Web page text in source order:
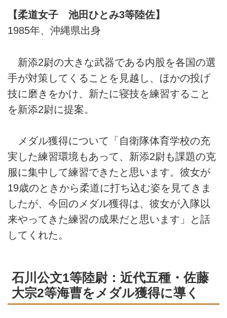
【柔道女子 池田ひとみ3等陸佐】
1985年、沖縄県出身
新添2尉の大きな武器である内股を各国の選
手が対策してくることを見越し、ほかの投げ
技に磨きをかけ、新たに寝技を練習すること
を新添2尉に提案。
メダル獲得について「自衛隊体育学校の充
実した練習環境もあって、新添2尉も課題の克
服に集中して練習できたと思います。彼女が
19歳のときから柔道に打ち込む姿を見てきま
したが、今回のメダル獲得は、彼女が入隊以
来やってきた練習の成果だと思います」と話
してくれた。
石川公文1等陸尉：近代五種・佐藤
大宗2等海曹をメダル獲得に導く